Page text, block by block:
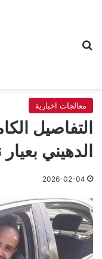
معالجات اخبارية
التفاصيل
الدهيني
2026-02-04